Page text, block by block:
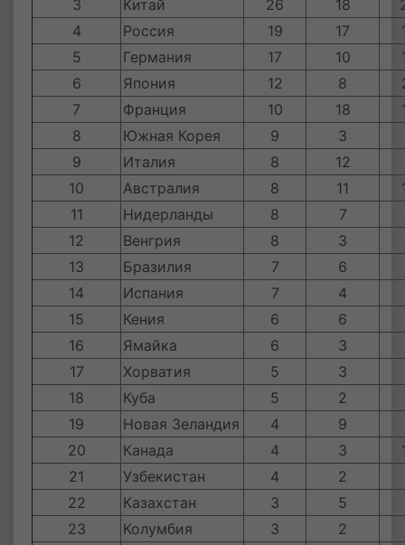
3 Китай 26 18
4
Россия 19 17
5
Германия 17 10
6
Япония 12 8
7
Франция 10 18
8
Южная Корея 9 3
9
Италия 8 12
10
Австралия 8 11
11
Нидерланды 8 7
12
Венгрия 8 3
13
Бразилия 7 6
14
Испания 7 4
15
Кения 6
6
16
Ямайка 6 3
17
Хорватия 5 3
18
Куба 5 2
19
Новая Зеландия 4 9
20
Канада 4 3
21
Узбекистан 4 2
22
Казахстан 3 5
23
Колумбия 3 2